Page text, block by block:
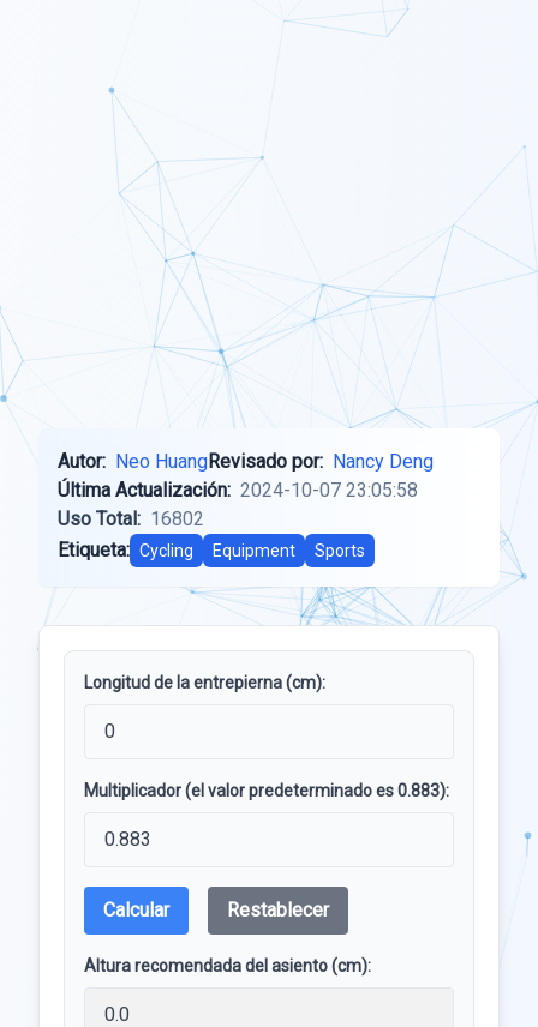
Autor: Neo HuangRevisado por: Nancy Deng
Última Actualización: 2024-10-07 23:05:58
Uso Total: 16802
Etiqueta: Cycling Equipment Sports
Longitud de la entrepierna (cm):
Multiplicador (el valor predeterminado es 0.883):
Calcular Restablecer
Altura recomendada del asiento (cm):